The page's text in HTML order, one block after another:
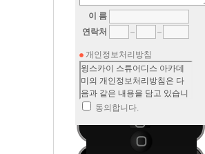
이 름
연락처
개인정보처리방침
동의합니다.